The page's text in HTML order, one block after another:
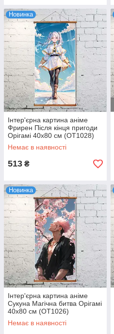
Новинка
Інтер'єрна картина аніме
Фрирен Після кінця пригоди
Орігамі 40x80 см (OT1028)
Немає в наявності
513 ₴
Новинка
Інтер'єрна картина аніме
Сукуна Магічна битва Орігамі
40x80 см (OT1026)
Немає в наявності